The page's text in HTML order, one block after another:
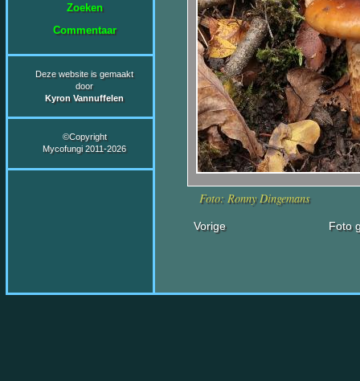
Zoeken
Commentaar
Deze website is gemaakt
door
Kyron Vannuffelen
©Copyright
Mycofungi 2011-2026
Foto: Ronny Dingemans
Vorige Foto